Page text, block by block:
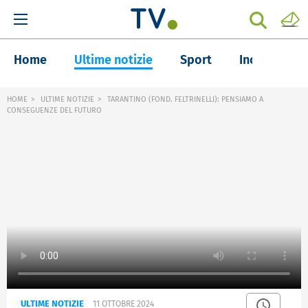
Home Ultime notizie Sport Inchieste
HOME ULTIME NOTIZIE
TARANTINO (FOND. FELTRINELLI): PENSIAMO A
CONSEGUENZE DEL FUTURO
ULTIME NOTIZIE 11 OTTOBRE 2024